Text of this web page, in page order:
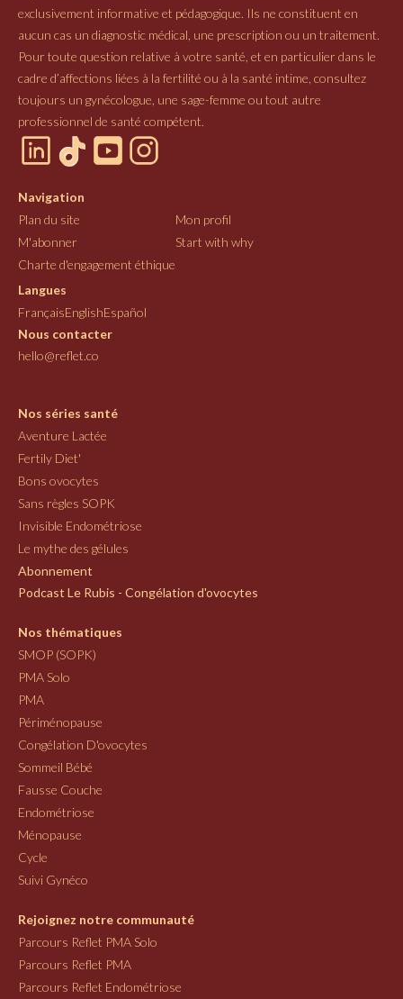
exclusivement informative et pédagogique. Ils ne constituent en
aucun cas un diagnostic médical, une prescription ou un traitement.
Pour toute question relative à votre santé, et en particulier dans le
cadre d’affections liées à la fertilité ou à la santé intime, consultez
toujours un gynécologue, une sage-femme ou tout autre
professionnel de santé compétent.
Navigation
Plan du site
Mon profil
M'abonner
Start with why
Charte d'engagement éthique
Langues
FrançaisEnglishEspañol
Nous contacter
hello@reflet.co
Nos séries santé
Aventure Lactée
Fertily Diet'
Bons ovocytes
Sans règles SOPK
Invisible Endométriose
Le mythe des gélules
Abonnement
Podcast Le Rubis - Congélation d'ovocytes
Nos thématiques
SMOP (SOPK)
PMA Solo
PMA
Périménopause
Congélation D'ovocytes
Sommeil Bébé
Fausse Couche
Endométriose
Ménopause
Cycle
Suivi Gynéco
Rejoignez notre communauté
Parcours Reflet PMA Solo
Parcours Reflet PMA
Parcours Reflet Endométriose